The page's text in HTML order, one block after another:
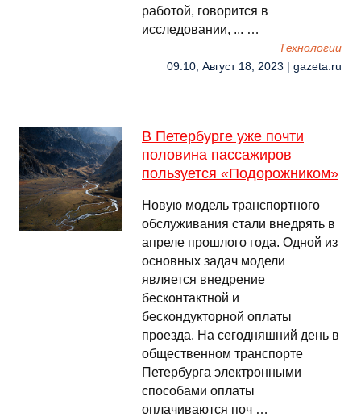
работой, говорится в
исследовании, ... …
Технологии
09:10, Август 18, 2023 | gazeta.ru
В Петербурге уже почти
половина пассажиров
пользуется «Подорожником»
Новую модель транспортного
обслуживания стали внедрять в
апреле прошлого года. Одной из
основных задач модели
является внедрение
бесконтактной и
бескондукторной оплаты
проезда. На сегодняшний день в
общественном транспорте
Петербурга электронными
способами оплаты
оплачиваются поч …